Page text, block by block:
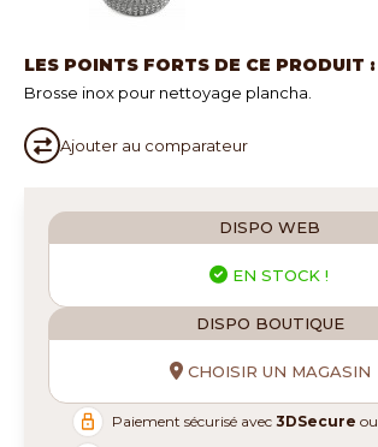
LES POINTS FORTS DE CE PRODUIT :
Brosse inox pour nettoyage plancha.
Ajouter au comparateur
DISPO WEB
EN STOCK !
DISPO BOUTIQUE
CHOISIR UN MAGASIN
Paiement sécurisé avec3DSecure ou